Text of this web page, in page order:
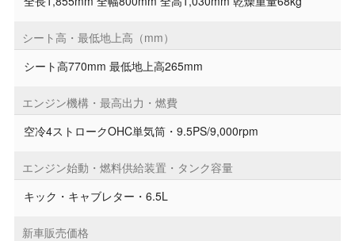
シート高・最低地上高（mm）
シート高770mm 最低地上高265mm
エンジン機構・最高出力・燃費
空冷4ストロークOHC単気筒・9.5PS/9,000rpm
エンジン始動・燃料供給装置・タンク容量
キック・キャブレター・6.5L
新車販売価格